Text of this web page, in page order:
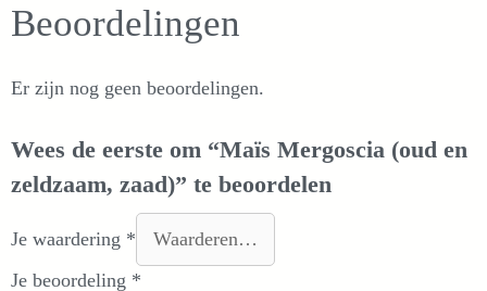
Beoordelingen
Er zijn nog geen beoordelingen.
Wees de eerste om “Maïs Mergoscia (oud en
zeldzaam, zaad)” te beoordelen
Je waardering *
Je beoordeling *